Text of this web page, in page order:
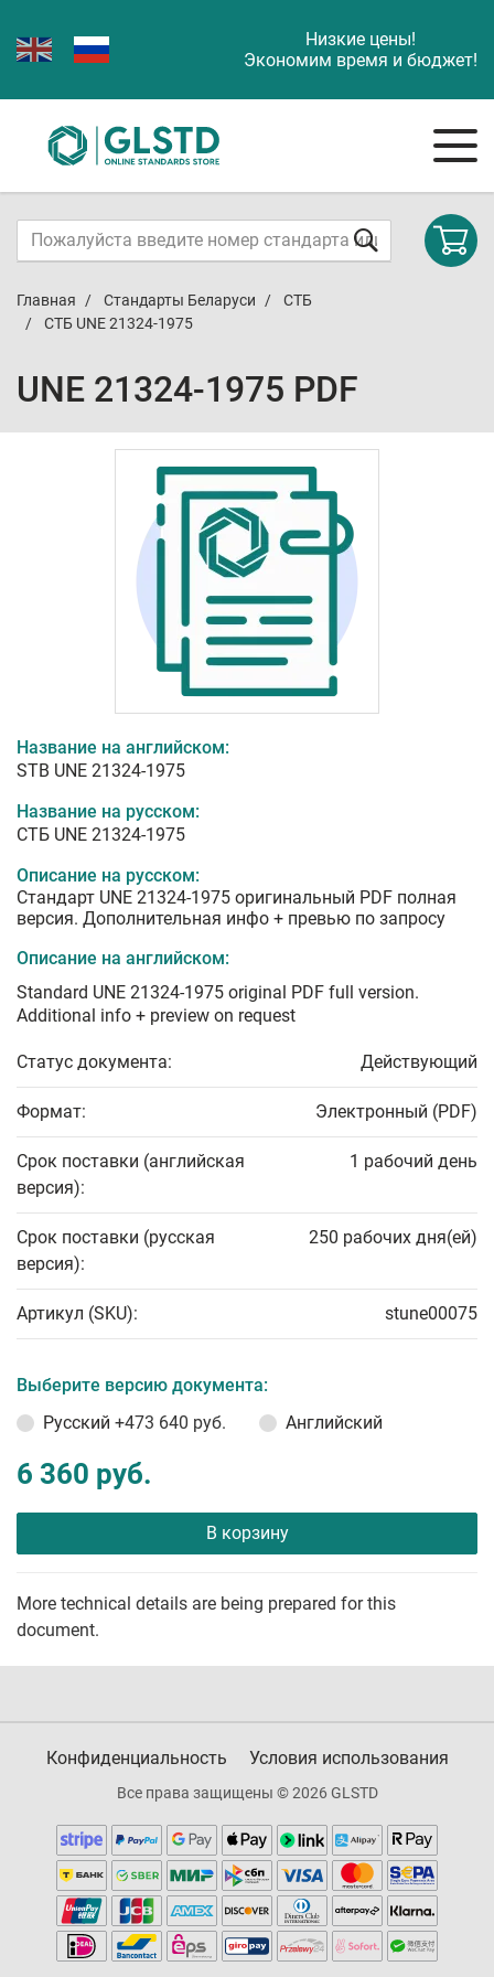
Низкие цены!
Экономим время и бюджет!
Главная Стандарты Беларуси
СТБ
СТБ UNE 21324-1975
UNE 21324-1975 PDF
Название на английском:
STB UNE 21324-1975
Название на русском:
СТБ UNE 21324-1975
Описание на русском:
Стандарт UNE 21324-1975 оригинальный PDF полная
версия. Дополнительная инфо + превью по запросу
Описание на английском:
Standard UNE 21324-1975 original PDF full version.
Additional info + preview on request
Статус документа: Действующий
Формат: Электронный (PDF)
Срок поставки (английская
версия):
1 рабочий день
Срок поставки (русская
версия):
250 рабочих дня(ей)
Артикул (SKU): stune00075
Выберите версию документа:
Русский +473 640 руб. Английский
6 360 руб.
В корзину
More technical details are being prepared for this
document.
Конфиденциальность Условия использования
Все права защищены © 2026 GLSTD